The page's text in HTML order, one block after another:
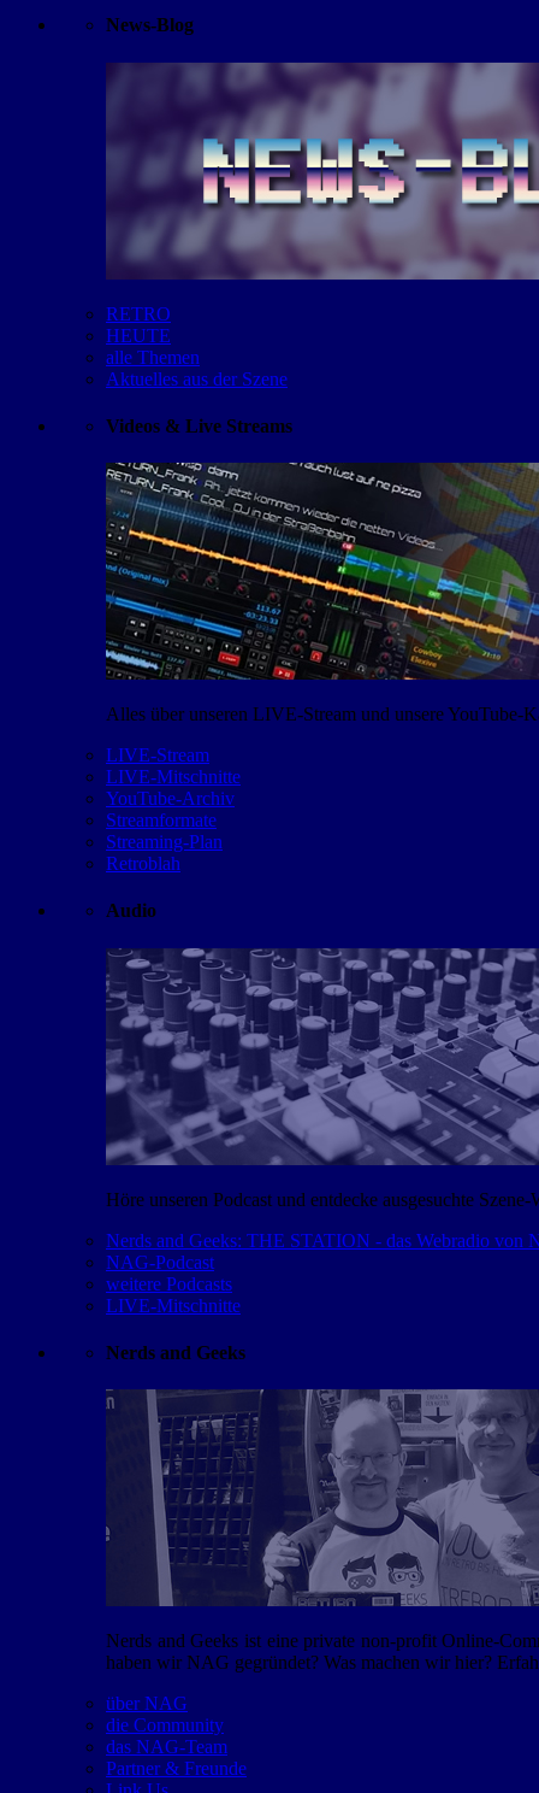
News-Blog
RETRO
HEUTE
alle Themen
Aktuelles aus der Szene
Videos & Live Streams
Alles über unseren LIVE-Stream und unsere YouTube-
LIVE-Stream
LIVE-Mitschnitte
YouTube-Archiv
Streamformate
Streaming-Plan
Retroblah
Audio
Höre unseren Podcast und entdecke ausgesuchte Szene-
Nerds and Geeks: THE STATION - das Webradio von
NAG-Podcast
weitere Podcasts
LIVE-Mitschnitte
Nerds and Geeks
Nerds and Geeks ist eine private non-profit Online-
haben wir NAG gegründet? Was machen wir hier?
über NAG
die Community
das NAG-Team
Partner & Freunde